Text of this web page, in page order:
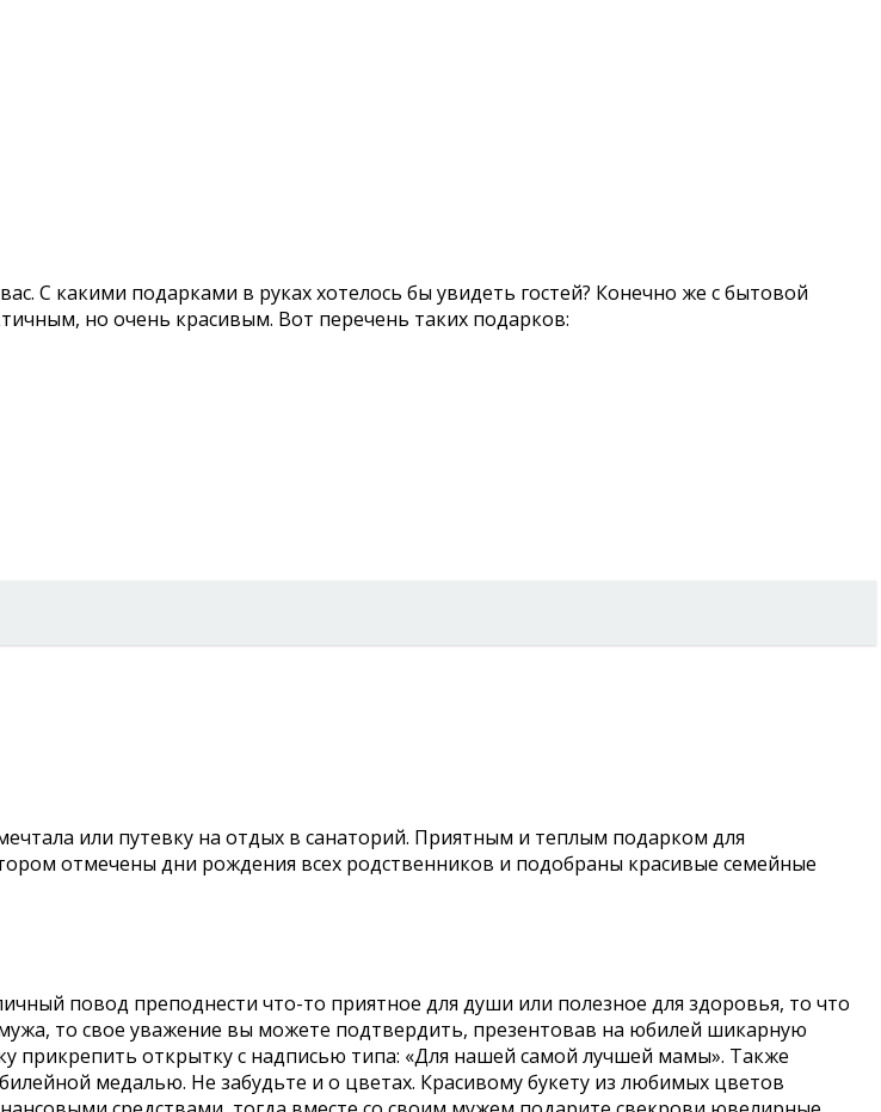
С какими подарками в руках хотелось бы увидеть гостей? Конечно же с бытовой
но очень красивым. Вот перечень таких подарков:
или путевку на отдых в санаторий. Приятным и теплым подарком для
отмечены дни рождения всех родственников и подобраны красивые семейные
повод преподнести что-то приятное для души или полезное для здоровья, то что
то свое уважение вы можете подтвердить, презентовав на юбилей шикарную
прикрепить открытку с надписью типа: «Для нашей самой лучшей мамы». Также
медалью. Не забудьте и о цветах. Красивому букету из любимых цветов